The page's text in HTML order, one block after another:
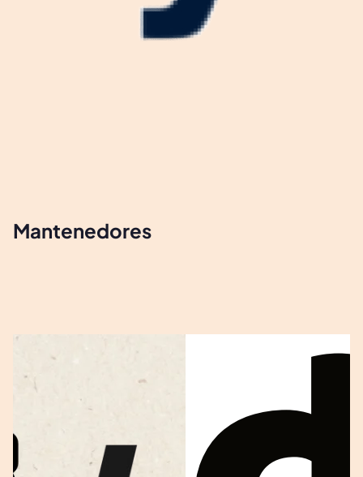
Mantenedores